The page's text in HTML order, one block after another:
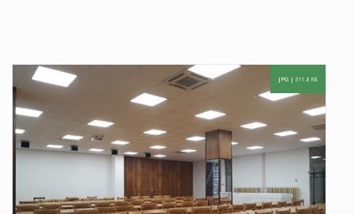
JPG | 311.8 KB